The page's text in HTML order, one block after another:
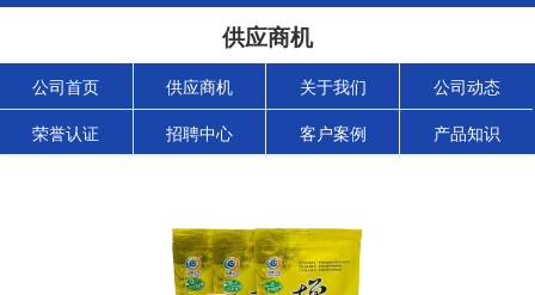
供应商机
公司首页 供应商机 关于我们 公司动态
荣誉认证 招聘中心 客户案例 产品知识